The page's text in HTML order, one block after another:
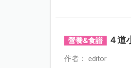
營養&食譜 ４道
作者： editor